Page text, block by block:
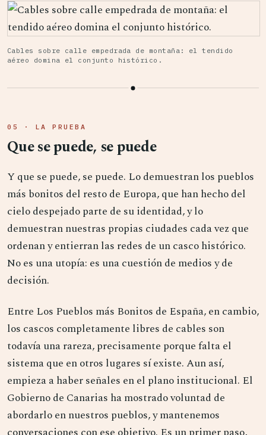
Cables sobre calle empedrada de montaña: el tendido
aéreo domina el conjunto histórico.
05 · LA PRUEBA
Que se puede, se puede
Y que se puede, se puede. Lo demuestran los pueblos
más bonitos del resto de Europa, que han hecho del
cielo despejado parte de su identidad, y lo
demuestran nuestras propias ciudades cada vez que
ordenan y entierran las redes de un casco histórico.
No es una utopía: es una cuestión de medios y de
decisión.
Entre Los Pueblos más Bonitos de España, en cambio,
los cascos completamente libres de cables son
todavía una rareza, precisamente porque falta el
sistema que en otros lugares sí existe. Aun así,
empieza a haber señales en el plano institucional. El
Gobierno de Canarias ha mostrado voluntad de
abordarlo en nuestros pueblos, y mantenemos